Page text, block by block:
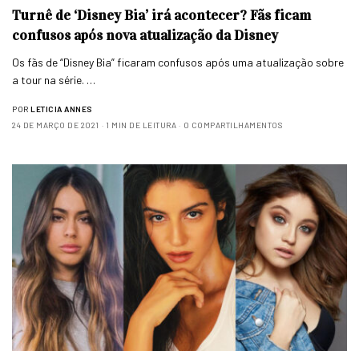
Turnê de ‘Disney Bia’ irá acontecer? Fãs ficam
confusos após nova atualização da Disney
Os fãs de “Disney Bia” ficaram confusos após uma atualização sobre
a tour na série. …
POR LETICIA ANNES
24 DE MARÇO DE 2021
1 MIN DE LEITURA 0 COMPARTILHAMENTOS